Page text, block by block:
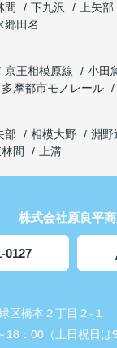
間 下九沢 上矢部
郷田名
京王相模原線
小田
多摩都市モノレール
部 相模大野 淵野
間 上溝
株式会社原良平
0127
区橋本２丁目２-１
18：00（土日祝日は